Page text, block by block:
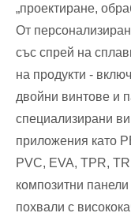
„проектиране,
От
със спрей на
на продукти -
двойни винтове и
специализирани
приложения като
PVC, EVA, TPR,
композитни
похвали с